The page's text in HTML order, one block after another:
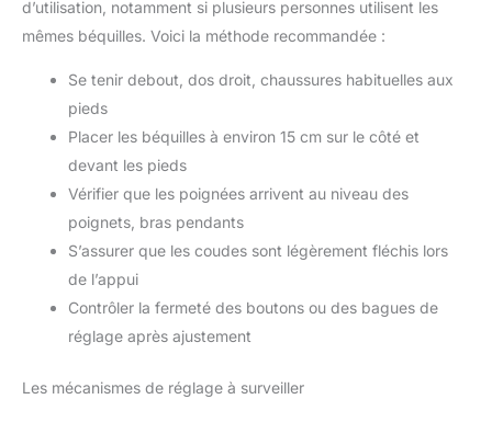
d’utilisation, notamment si plusieurs personnes utilisent les
mêmes béquilles. Voici la méthode recommandée :
Se tenir debout, dos droit, chaussures habituelles aux
pieds
Placer les béquilles à environ 15 cm sur le côté et
devant les pieds
Vérifier que les poignées arrivent au niveau des
poignets, bras pendants
S’assurer que les coudes sont légèrement fléchis lors
de l’appui
Contrôler la fermeté des boutons ou des bagues de
réglage après ajustement
Les mécanismes de réglage à surveiller